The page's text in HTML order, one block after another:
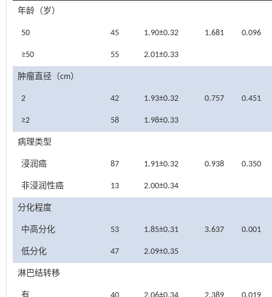
年龄（岁）
50 45 1.90±0.32 1.681 0.096
≥50 55 2.01±0.33
肿瘤直径（cm）
2 42 1.93±0.32 0.757 0.451
≥2 58 1.98±0.33
病理类型
浸润癌 87 1.91±0.32 0.938 0.350
非浸润性癌 13 2.00±0.34
分化程度
中高分化 53 1.85±0.31 3.637 0.001
低分化 47 2.09±0.35
淋巴结转移